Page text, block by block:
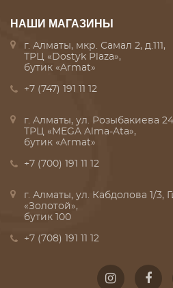
НАШИ МАГАЗИНЫ
г. Алматы, мкр. Самал 2, д.111,
ТРЦ «Dostyk Plaza»,
бутик «Armat»
+7 (747) 191 11 12
г. Алматы, ул. Розыбакиева
ТРЦ «MEGA Alma-Ata»,
бутик «Armat»
+7 (700) 191 11 12
г. Алматы, ул. Кабдолова 1/3,
«Золотой»,
бутик 100
+7 (708) 191 11 12